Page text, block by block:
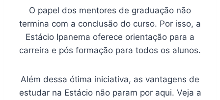
O papel dos mentores de graduação não
termina com a conclusão do curso. Por isso, a
Estácio Ipanema oferece orientação para a
carreira e pós formação para todos os alunos.
Além dessa ótima iniciativa, as vantagens de
estudar na Estácio não param por aqui. Veja a